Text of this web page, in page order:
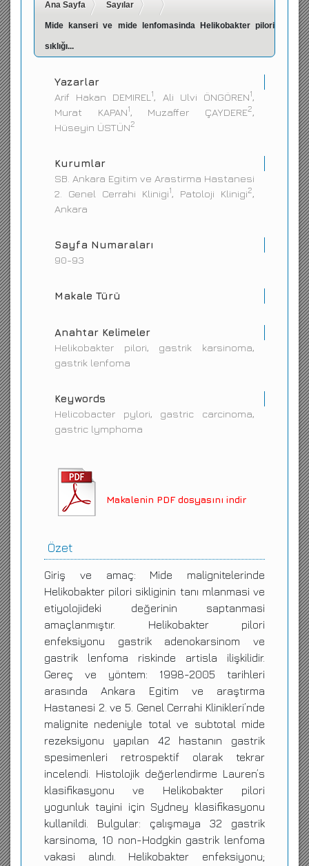
İletişim
Ana Sayfa Sayılar
Mide kanseri ve mide lenfomasinda Helikobakter pilori
sıklığı...
Yazarlar
Arif Hakan DEMIREL 1, Ali Ulvi ÖNGÖREN1,
Murat KAPAN1, Muzaffer ÇAYDERE2,
Hüseyin ÜSTÜN2
Kurumlar
SB. Ankara Egitim ve Arastirma Hastanesi
2. Genel Cerrahi Klinigi1, Patoloji Klinigi2,
Ankara
Sayfa Numaraları
90-93
Makale Türü
Anahtar Kelimeler
Helikobakter pilori, gastrik karsinoma,
gastrik lenfoma
Keywords
Helicobacter pylori, gastric carcinoma,
gastric lymphoma
Makalenin PDF dosyasını indir
Özet
Giriş ve amaç: Mide malignitelerinde
Helikobakter pilori sikliginin tanı mlanmasi ve
etiyolojideki değerinin saptanmasi
amaçlanmıştır. Helikobakter pilori
enfeksiyonu gastrik adenokarsinom ve
gastrik lenfoma riskinde artisla ilişkilidir.
Gereç ve yöntem: 1998-2005 tarihleri
arasında Ankara Egitim ve araştırma
Hastanesi 2. ve 5. Genel Cerrahi Klinikleri’nde
malignite nedeniyle total ve subtotal mide
rezeksiyonu yapılan 42 hastanın gastrik
spesimenleri retrospektif olarak tekrar
incelendi. Histolojik değerlendirme Lauren’s
klasifikasyonu ve Helikobakter pilori
yogunluk tayini için Sydney klasifikasyonu
kullanildi. Bulgular: çalışmaya 32 gastrik
karsinoma, 10 non-Hodgkin gastrik lenfoma
vakasi alındı. Helikobakter enfeksiyonu;